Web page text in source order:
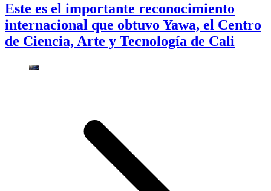
Este es el importante reconocimiento
internacional que obtuvo Yawa, el Centro
de Ciencia, Arte y Tecnología de Cali